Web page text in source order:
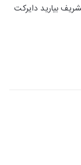
بیارید دایرکت